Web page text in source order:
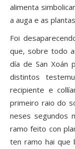
alimenta
a auga e as
Foi
que, sobre todo
día de San Xoán
distintos
recipiente e
primeiro raio do
neses segundos
ramo feito con
ten ramo hai que